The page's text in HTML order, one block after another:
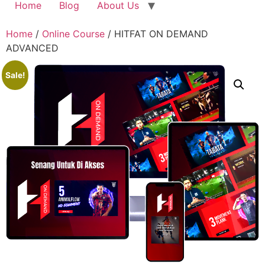
Home Blog About Us
Home / Online Course / HITFAT ON DEMAND
ADVANCED
Sale!